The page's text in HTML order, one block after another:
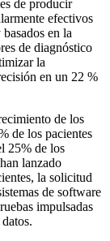
de producir
efectivos
​​en la
de diagnóstico
la
en un 22 %
de los
de los pacientes
25% de los
lanzado
la solicitud
de software
impulsadas